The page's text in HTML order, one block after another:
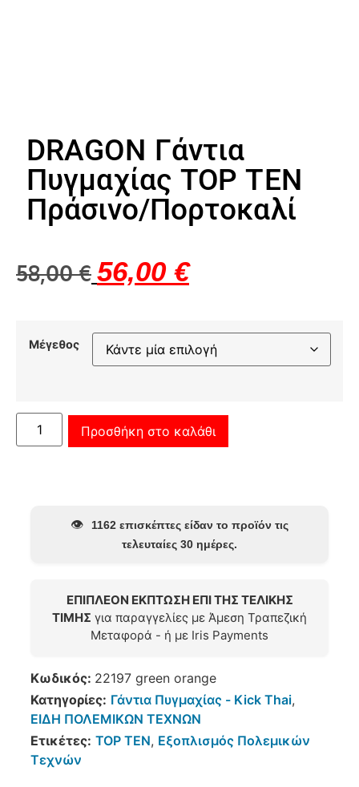
DRAGON Γάντια
Πυγμαχίας TOP TEN
Πράσινο/Πορτοκαλί
58,00€ 56,00 €
Μέγεθος
Προσθήκη στο καλάθι
👁️
1162 επισκέπτες είδαν το προϊόν τις
τελευταίες 30 ημέρες.
ΕΠΙΠΛΕΟΝ ΕΚΠΤΩΣΗ ΕΠΙ ΤΗΣ ΤΕΛΙΚΗΣ
ΤΙΜΗΣ για παραγγελίες με Άμεση Τραπεζική
Μεταφορά - ή με Iris Payments
Κωδικός: 22197 green orange
Κατηγορίες: Γάντια Πυγμαχίας - Kick Thai,
ΕΙΔΗ ΠΟΛΕΜΙΚΩΝ ΤΕΧΝΩΝ
Ετικέτες: TOP TEN, Εξοπλισμός Πολεμικών
Τεχνών